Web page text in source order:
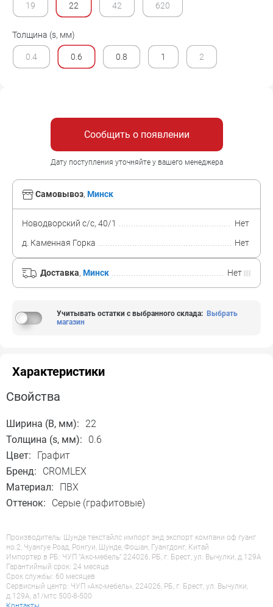
19 22 42 620
Толщина (s, мм)
0.4 0.6 0.8 1 2
Сообщить о появлении
Дату поступления уточняйте у вашего менеджера
Самовывоз, Минск
Новодворский с/с, 40/1
Нет
д. Каменная Горка
Нет
Доставка, Минск Нет
Учитывать остатки с выбранного склада: Выбрать
магазин
Характеристики
Свойства
Ширина (B, мм):
22
Толщина (s, мм):
0.6
Цвет:
Графит
Бренд:
CROMLEX
Материал:
ПВХ
Оттенок:
Серые (графитовые)
Производитель: Шунде текстайлс импорт энд экспорт компани оф гуанг
но.2, Чуангуе Роад, Ронгуи, Шунде, Фошан, Гуангдонг, Китай
Импортер в РБ: ЧУП "Акс-мебель" 224026, РБ, г. Брест, ул. Вычулки, д.129А
Гарантийный срок: 24 месяца
Срок службы: 60 месяцев
Сервисный центр: ЧУП «Акс-мебель», 224026, РБ, г. Брест, ул. Вычулки,
д.129А, a1/мтс 500-8-500